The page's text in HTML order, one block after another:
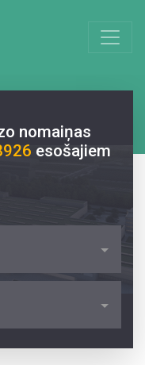
nomaiņas
esošajiem